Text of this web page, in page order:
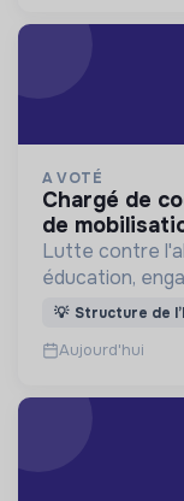
A VOTÉ
chargé de coordination de campagne et
de
Lutte contre
éducation,
démocratique
💡 Structure de
Aujourd'hui